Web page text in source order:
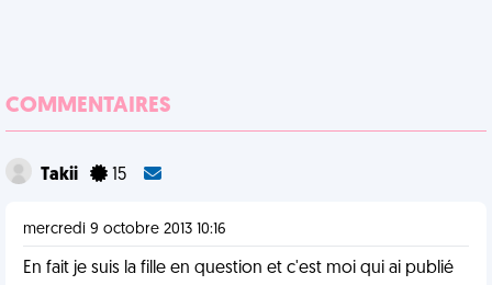
COMMENTAIRES
Takii 15
mercredi 9 octobre 2013 10:16
En fait je suis la fille en question et c'est moi qui ai publié